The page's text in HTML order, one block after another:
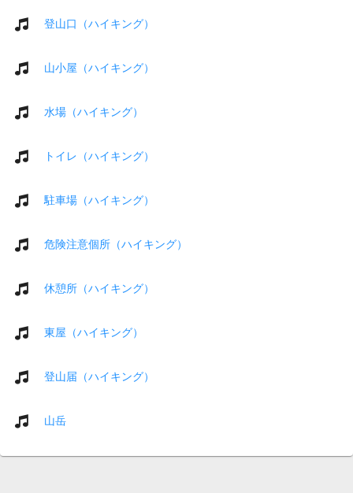
登山口（ハイキング）
山小屋（ハイキング）
水場（ハイキング）
トイレ（ハイキング）
駐車場（ハイキング）
危険注意個所（ハイキング）
休憩所（ハイキング）
東屋（ハイキング）
登山届（ハイキング）
山岳